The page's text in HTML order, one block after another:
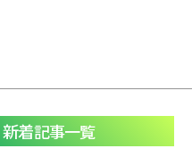
新着記事一覧